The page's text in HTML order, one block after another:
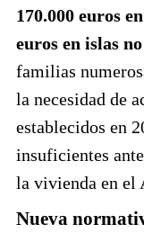
170.000 euros
euros en islas
familias
la necesidad de
establecidos en
insuficientes
la vivienda en el
Nueva